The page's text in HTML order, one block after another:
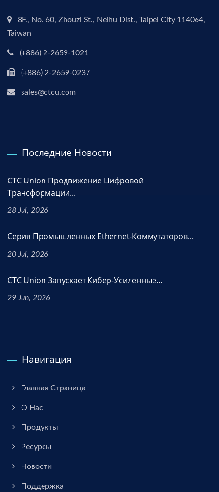
8F., No. 60, Zhouzi St., Neihu Dist., Taipei City 114064,
Taiwan
(+886) 2-2659-1021
(+886) 2-2659-0237
sales@ctcu.com
Последние Новости
CTC Union Продвижение Цифровой
Трансформации...
28 Jul, 2026
Серия Промышленных Ethernet-Коммутаторов...
20 Jul, 2026
CTC Union Запускает Кибер-Усиленные...
29 Jun, 2026
Навигация
Главная Страница
О Нас
Продукты
Ресурсы
Новости
Поддержка